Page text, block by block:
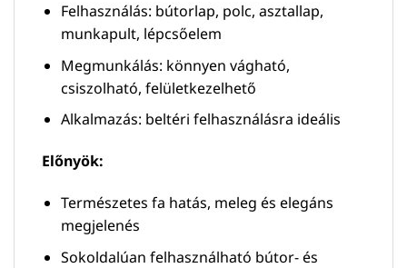
Felhasználás: bútorlap, polc, asztallap,
munkapult, lépcsőelem
Megmunkálás: könnyen vágható,
csiszolható, felületkezelhető
Alkalmazás: beltéri felhasználásra ideális
Előnyök:
Természetes fa hatás, meleg és elegáns
megjelenés
Sokoldalúan felhasználható bútor- és